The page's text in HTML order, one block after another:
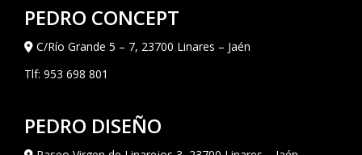
PEDRO CONCEPT
C/Río Grande 5 – 7, 23700 Linares – Jaén
Tlf: 953 698 801
PEDRO DISEÑO